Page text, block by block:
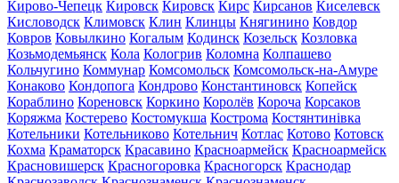
Кирово-Чепецк Кировск Кировск Кирс Кирсанов Киселевск
Кисловодск Климовск Клин Клинцы Княгинино Ковдор
Ковров Ковылкино Когалым Кодинск Козельск Козловка
Козьмодемьянск Кола Кологрив Коломна Колпашево
Кольчугино Коммунар Комсомольск Комсомольск-на-Амуре
Конаково Кондопога Кондрово Константиновск Копейск
Кораблино Кореновск Коркино Королёв Короча Корсаков
Коряжма Костерево Костомукша Кострома Костянтинівка
Котельники Котельниково Котельнич Котлас Котово Котовск
Кохма Краматорск Красавино Красноармейск Красноармейск
Красновишерск Красногоровка Красногорск Краснодар